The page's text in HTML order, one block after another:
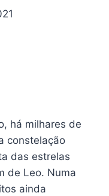
há milhares de
constelação
das estrelas
de Leo. Numa
ainda